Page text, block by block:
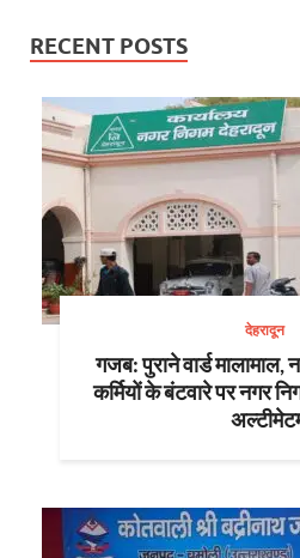
RECENT POSTS
देहरादून
गजब: पुराने वार्ड मालामाल,
कर्मियों के बंटवारे पर नगर